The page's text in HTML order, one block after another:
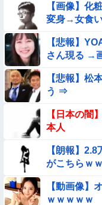
【動画】広島に落とさ
ら・・・
【動画】小池栄子似の
襲われてオッパイ揉ま
【動画】デブの喧嘩
【画像】この美人ママ
【画像】昔の日本人の
【動画像】飛行機に
【動画】韓国アイドル
【画像】化
変身→女食
【悲報】
さん現る →
【悲報】松
う ⇒
【日本の闇
本人
【朗報】
がこちらｗ
【動画像】
ｗｗｗｗｗ